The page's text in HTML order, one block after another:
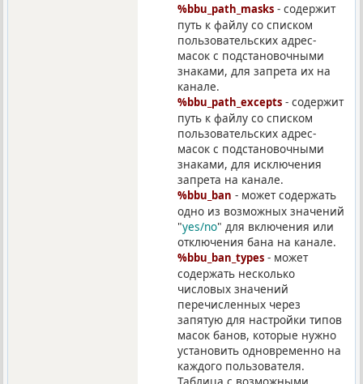
%bbu_path_masks - содержит
путь к файлу со списком
пользовательских адрес-
масок с подстановочными
знаками, для запрета их на
канале.
%bbu_path_excepts - содержит
путь к файлу со списком
пользовательских адрес-
масок с подстановочными
знаками, для исключения
запрета на канале.
%bbu_ban - может содержать
одно из возможных значений
"yes/no" для включения или
отключения бана на канале.
%bbu_ban_types - может
содержать несколько
числовых значений
перечисленных через
запятую для настройки типов
масок банов, которые нужно
установить одновременно на
каждого пользователя.